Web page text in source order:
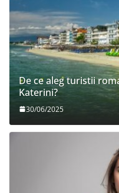
De ce aleg turistii
Katerini?
30/06/2025